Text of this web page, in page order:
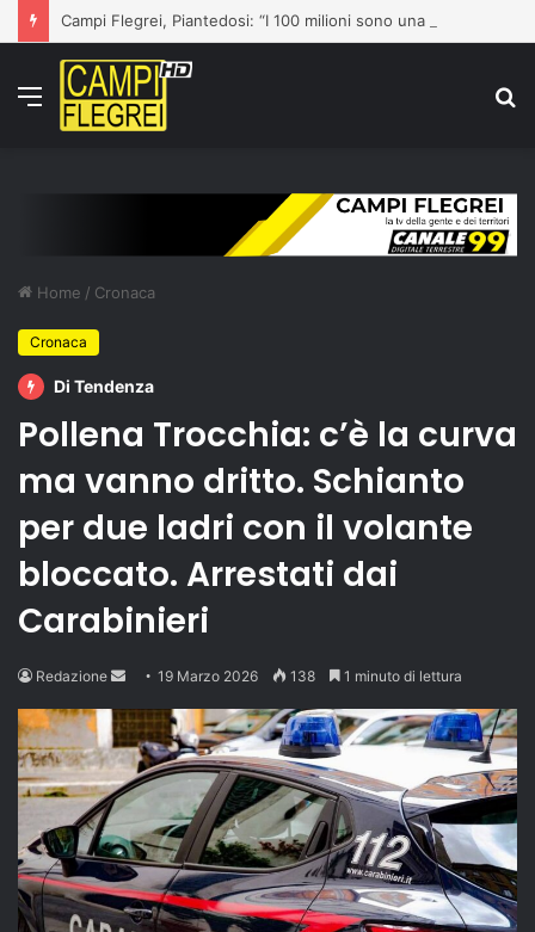
Menu
Home / Cronaca
Cronaca
Di Tendenza
Pollena Trocchia: c’è la curva
ma vanno dritto. Schianto
per due ladri con il volante
bloccato. Arrestati dai
Carabinieri
Redazione
Send
email
19 Marzo 2026 138 1 minuto di lettura